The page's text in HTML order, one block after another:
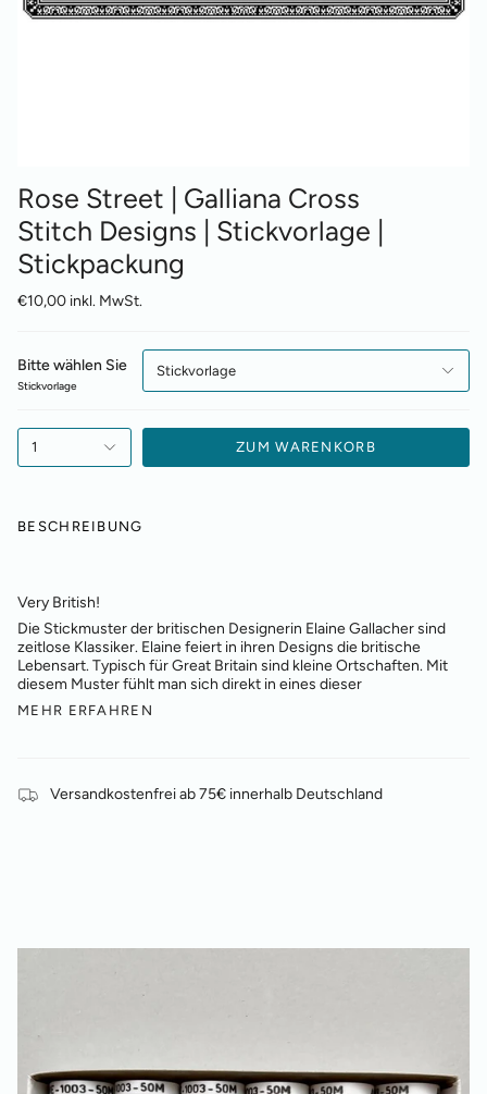
Rose Street | Galliana Cross
Stitch Designs | Stickvorlage |
Stickpackung
€10,00 inkl. MwSt.
Bitte wählen Sie
Stickvorlage
Stickvorlage
1 ZUM WARENKORB
BESCHREIBUNG
Very British!
Die Stickmuster der britischen Designerin Elaine Gallacher sind
zeitlose Klassiker. Elaine feiert in ihren Designs die britische
Lebensart. Typisch für Great Britain sind kleine Ortschaften. Mit
diesem Muster fühlt man sich direkt in eines dieser
MEHR ERFAHREN
Versandkostenfrei ab 75€ innerhalb Deutschland